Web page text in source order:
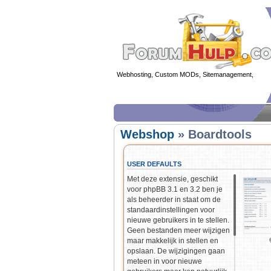
Webhosting, Custom MODs, Sitemanagement,
Webshop » Boardtools
USER DEFAULTS
Met deze extensie, geschikt
voor phpBB 3.1 en 3.2 ben je
als beheerder in staat om de
standaardinstellingen voor
nieuwe gebruikers in te stellen.
Geen bestanden meer wijzigen
maar makkelijk in stellen en
opslaan. De wijzigingen gaan
meteen in voor nieuwe